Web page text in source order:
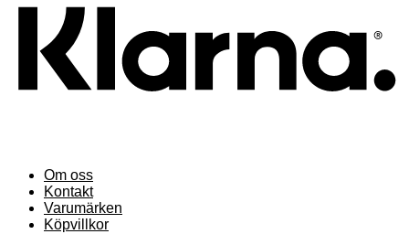
Om oss
Kontakt
Varumärken
Köpvillkor